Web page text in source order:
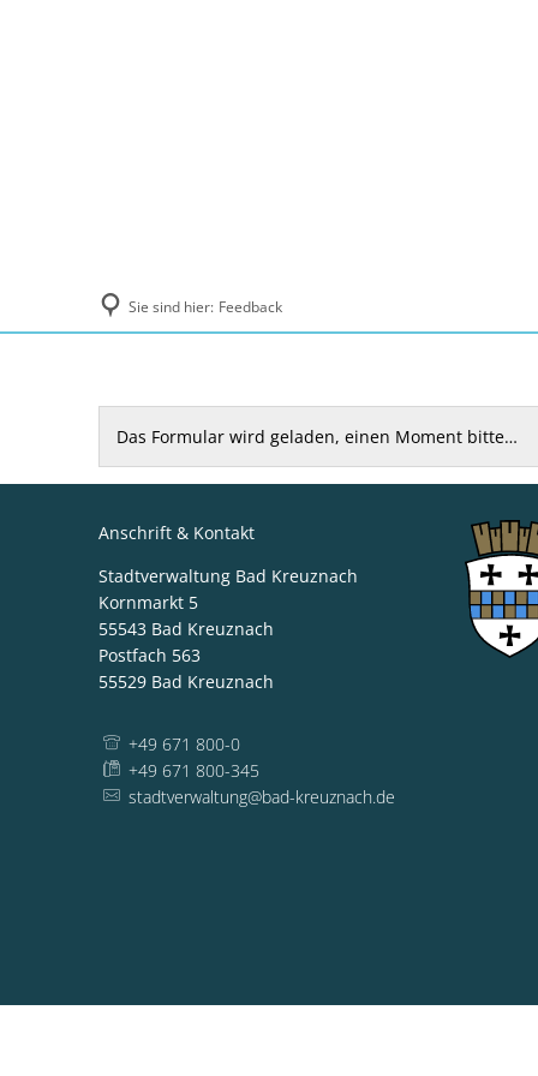
Sie sind hier: Feedback
FeedbackDas Formular wird geladen, einen Moment bitte…
Anschrift & Kontakt
Stadtverwaltung Bad Kreuznach
Kornmarkt 5
55543 Bad Kreuznach
Postfach 563
55529 Bad Kreuznach
+49 671 800-0
+49 671 800-345
stadtverwaltung@bad-kreuznach.de